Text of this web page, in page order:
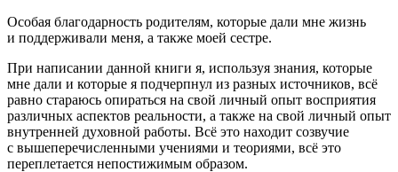
Особая благодарность родителям, которые дали мне жизнь
и поддерживали меня, а также моей сестре.
При написании данной книги я, используя знания, которые
мне дали и которые я подчерпнул из разных источников, всё
равно стараюсь опираться на свой личный опыт восприятия
различных аспектов реальности, а также на свой личный опыт
внутренней духовной работы. Всё это находит созвучие
с вышеперечисленными учениями и теориями, всё это
переплетается непостижимым образом.